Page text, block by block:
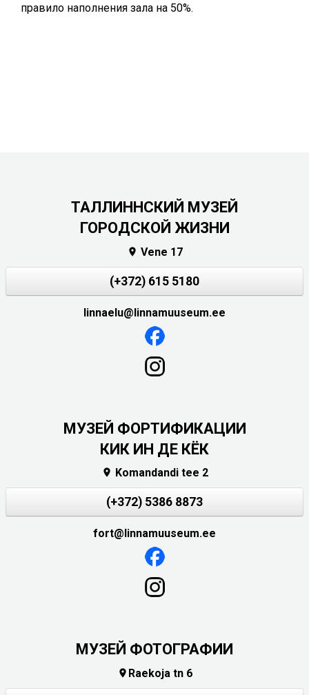
правило наполнения зала на 50%.
ТАЛЛИННСКИЙ МУЗЕЙ
ГОРОДСКОЙ ЖИЗНИ
 Vene 17
(+372) 615 5180
linnaelu@linnamuuseum.ee
МУЗЕЙ ФОРТИФИКАЦИИ
КИК ИН ДЕ КЁК
 Komandandi tee 2
(+372) 5386 8873
fort@linnamuuseum.ee
МУЗЕЙ ФОТОГРАФИИ
 Raekoja tn 6